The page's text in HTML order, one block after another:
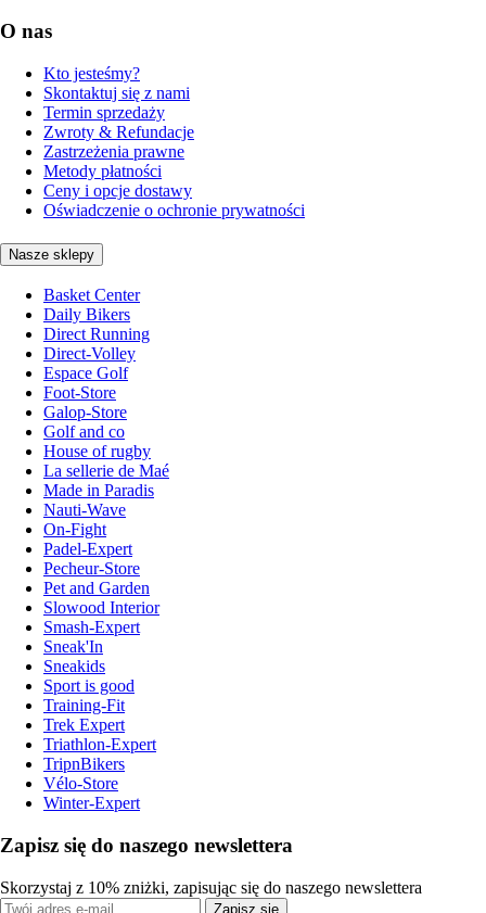
O nas
Kto jesteśmy?
Skontaktuj się z nami
Termin sprzedaży
Zwroty & Refundacje
Zastrzeżenia prawne
Metody płatności
Ceny i opcje dostawy
Oświadczenie o ochronie prywatności
Nasze sklepy
Basket Center
Daily Bikers
Direct Running
Direct-Volley
Espace Golf
Foot-Store
Galop-Store
Golf and co
House of rugby
La sellerie de Maé
Made in Paradis
Nauti-Wave
On-Fight
Padel-Expert
Pecheur-Store
Pet and Garden
Slowood Interior
Smash-Expert
Sneak'In
Sneakids
Sport is good
Training-Fit
Trek Expert
Triathlon-Expert
TripnBikers
Vélo-Store
Winter-Expert
Zapisz się do naszego newslettera
Skorzystaj z 10% zniżki, zapisując się do naszego newslettera
Zapisz się